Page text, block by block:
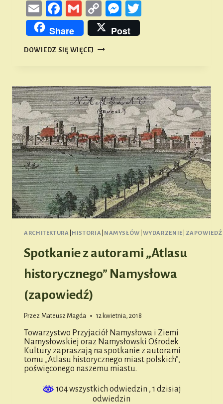
EmailFacebook
GmailCopy
Link
Messenger
Share Post
DOWIEDZ SIĘ WIĘCEJ SPOTKANIE
NAMYSŁÓW”
ARCHITEKTURA HISTORIA NAMYSŁÓW WYDARZENIE ZAPOWIEDŹ
Spotkanie z autorami „Atlasu
historycznego” Namysłowa
(zapowiedź)
Przez Mateusz Magda 12 kwietnia, 2018
Towarzystwo Przyjaciół Namysłowa i Ziemi
Namysłowskiej oraz Namysłowski Ośrodek
Kultury zapraszają na spotkanie z autorami
tomu „Atlasu historycznego miast polskich”,
poświęconego naszemu miastu.
104 wszystkich odwiedzin , 1 dzisiaj
odwiedzin